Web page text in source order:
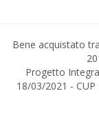
Bene acquistato
Progetto
18/03/2021 -